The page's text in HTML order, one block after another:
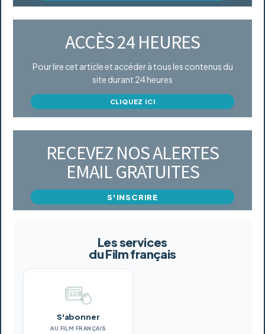
ACCÈS 24 HEURES
Pour lire cet article et accéder à tous les contenus du
site durant 24 heures
CLIQUEZ ICI
RECEVEZ NOS ALERTES
EMAIL GRATUITES
S'INSCRIRE
Les services
du Film français
S'abonner
AU FILM FRANÇAIS